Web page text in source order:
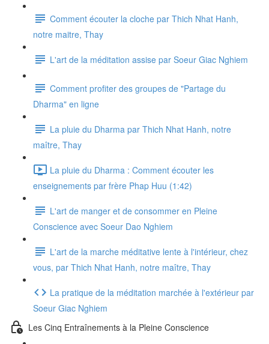
Comment écouter la cloche par Thich Nhat Hanh,
notre maitre, Thay
L'art de la méditation assise par Soeur Giac Nghiem
Comment profiter des groupes de "Partage du
Dharma" en ligne
La pluie du Dharma par Thich Nhat Hanh, notre
maître, Thay
La pluie du Dharma : Comment écouter les
enseignements par frère Phap Huu (1:42)
L'art de manger et de consommer en Pleine
Conscience avec Soeur Dao Nghiem
L'art de la marche méditative lente à l'intérieur, chez
vous, par Thich Nhat Hanh, notre maître, Thay
La pratique de la méditation marchée à l'extérieur par
Soeur Giac Nghiem
Les Cinq Entraînements à la Pleine Conscience